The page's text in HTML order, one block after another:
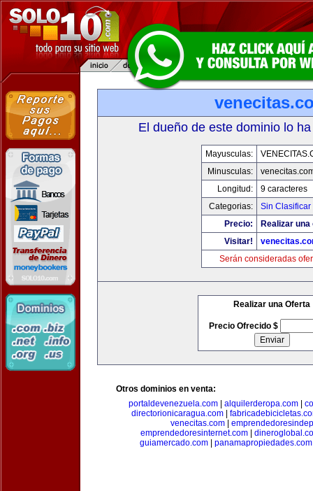
El dueño de este dominio lo
Mayusculas:
Minusculas:
Longitud:
9 caracteres
Categorias:
Sin Clasificar
Precio:
Realizar
Visitar!
Serán consideradas
Realizar una Oferta
Precio Ofrecido $
Otros dominios en venta:
portaldevenezuela.com| alquilerderopa.com|
directorionicaragua.com
venecitas.com|
emprendedoresinternet.com
guiamercado.com| panamapropiedades.com